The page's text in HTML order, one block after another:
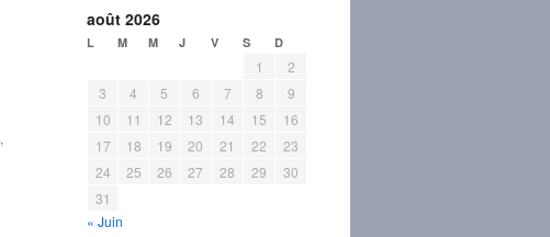
,
août 2026
L M M J V S D
1
2
3
4 5 6 7 8
9
10
11 12 13 14 15
16
17
18 19 20 21 22
23
24
25 26 27 28 29
30
31
« Juin